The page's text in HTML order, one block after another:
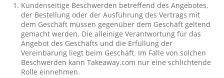
Kundenseitige Beschwerden betreffend des Angebotes,
der Bestellung oder der Ausführung des Vertrags mit
dem Geschäft müssen gegenüber dem Geschäft geltend
gemacht werden. Die alleinige Verantwortung für das
Angebot des Geschäfts und die Erfüllung der
Vereinbarung liegt beim Geschäft. Im Falle von solchen
Beschwerden kann Takeaway.com nur eine schlichtende
Rolle einnehmen.